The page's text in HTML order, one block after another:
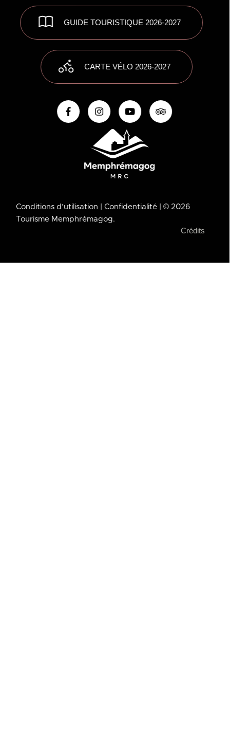
GUIDE TOURISTIQUE 2026-2027
CARTE VÉLO 2026-2027
Conditions d’utilisation | Confidentialité | © 2026
Tourisme Memphrémagog.
Crédits